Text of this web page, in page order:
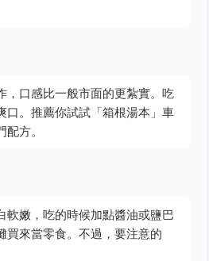
，口感比一般市面的更紮實。吃
口。推薦你試試「箱根湯本」車
方。
軟嫩，吃的時候加點醬油或鹽巴
買來當零食。不過，要注意的